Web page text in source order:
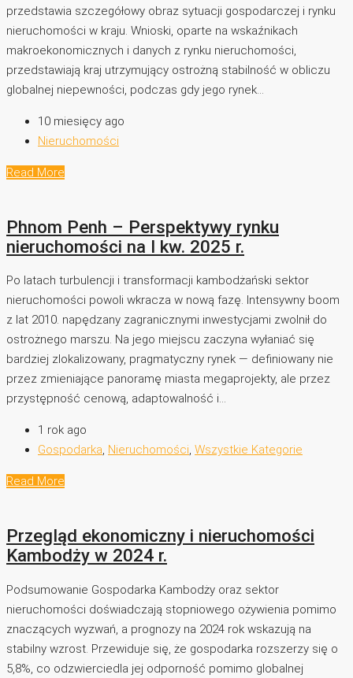
przedstawia szczegółowy obraz sytuacji gospodarczej i rynku
nieruchomości w kraju. Wnioski, oparte na wskaźnikach
makroekonomicznych i danych z rynku nieruchomości,
przedstawiają kraj utrzymujący ostrożną stabilność w obliczu
globalnej niepewności, podczas gdy jego rynek...
10 miesięcy ago
Nieruchomości
Read More
Phnom Penh – Perspektywy rynku
nieruchomości na I kw. 2025 r.
Po latach turbulencji i transformacji kambodżański sektor
nieruchomości powoli wkracza w nową fazę. Intensywny boom
z lat 2010. napędzany zagranicznymi inwestycjami zwolnił do
ostrożnego marszu. Na jego miejscu zaczyna wyłaniać się
bardziej zlokalizowany, pragmatyczny rynek — definiowany nie
przez zmieniające panoramę miasta megaprojekty, ale przez
przystępność cenową, adaptowalność i...
1 rok ago
Gospodarka, Nieruchomości, Wszystkie Kategorie
Read More
Przegląd ekonomiczny i nieruchomości
Kambodży w 2024 r.
Podsumowanie Gospodarka Kambodży oraz sektor
nieruchomości doświadczają stopniowego ożywienia pomimo
znaczących wyzwań, a prognozy na 2024 rok wskazują na
stabilny wzrost. Przewiduje się, że gospodarka rozszerzy się o
5,8%, co odzwierciedla jej odporność pomimo globalnej